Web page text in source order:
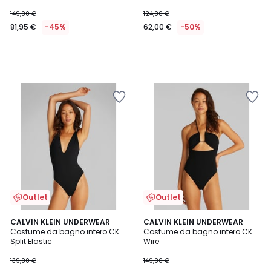
149,00 €
81,95 € -45%
124,00 €
62,00 € -50%
Outlet
CALVIN KLEIN UNDERWEAR
Costume da bagno intero CK
Split Elastic
139,00 €
Outlet
CALVIN KLEIN UNDERWEAR
Costume da bagno intero CK
Wire
149,00 €